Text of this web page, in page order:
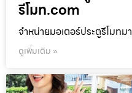
รีโมท.com
จำหน่ายมอเตอร์ประตูรีโมท
ดูเพิ่มเติม »